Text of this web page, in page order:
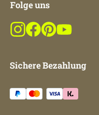
Folge uns
Sichere Bezahlung